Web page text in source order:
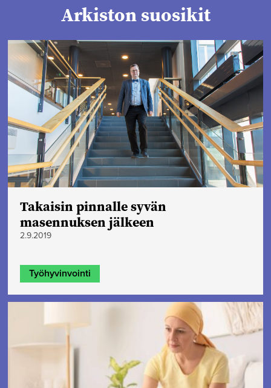
Arkiston suosikit
Takaisin pinnalle syvän
masennuksen jälkeen
2.9.2019
Työhyvinvointi